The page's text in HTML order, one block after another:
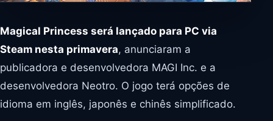
Magical Princess será lançado para PC via
Steam nesta primavera, anunciaram a
publicadora e desenvolvedora MAGI Inc. e a
desenvolvedora Neotro. O jogo terá opções de
idioma em inglês, japonês e chinês simplificado.